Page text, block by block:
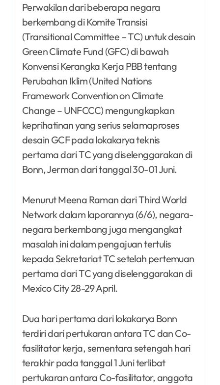
Perwakilan dari beberapa negara
berkembang di Komite Transisi
(Transitional Committee – TC) untuk desain
Green Climate Fund (GFC) di bawah
Konvensi Kerangka Kerja PBB tentang
Perubahan Iklim (United Nations
Framework Convention on Climate
Change – UNFCCC) mengungkapkan
keprihatinan yang serius selamaproses
desain GCF pada lokakarya teknis
pertama dari TC yang diselenggarakan di
Bonn, Jerman dari tanggal 30-01 Juni.
Menurut Meena Raman dari Third World
Network dalam laporannya (6/6), negara-
negara berkembang juga mengangkat
masalah ini dalam pengajuan tertulis
kepada Sekretariat TC setelah pertemuan
pertama dari TC yang diselenggarakan di
Mexico City 28-29 April.
Dua hari pertama dari lokakarya Bonn
terdiri dari pertukaran antara TC dan Co-
fasilitator kerja, sementara setengah hari
terakhir pada tanggal 1 Juni terlibat
pertukaran antara Co-fasilitator, anggota